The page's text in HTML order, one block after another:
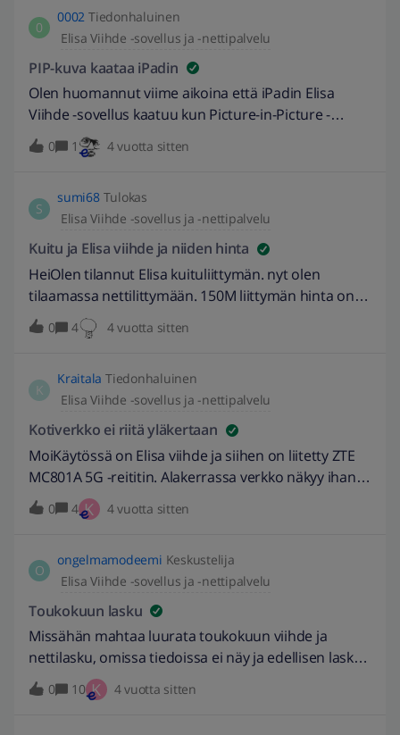
0
0002 Tiedonhaluinen
Elisa Viihde -sovellus ja -nettipalvelu
PIP-kuva kaataa iPadin
Olen huomannut viime aikoina että iPadin Elisa
Viihde -sovellus kaatuu kun Picture-in-Picture -
näkymästä vaihtaa takaisin koko ruutu -näkymään.
Ongelma on toistunut nyt muutaman kerran ja aina
ruutuun. Ruutu välähtää vihreänä ja iPad käynnistyy
uudelleen. Tuollainen kaatuminen on muutoin
todella harvinaista. En muista että neljän vuoden
aktiivisen käytön aikana mikään muu sovellus olisi
kaatunut noin että aiheuttaa iPadin
uudelleenkäynnistymisen. Käytössä iPad Pro (12,9
tuumaa 3. sukupolvi), ohjelmistoversio 15.4.1 ja Elisa
0 1 4 vuotta sitten
S
sumi68 Tulokas
Elisa Viihde -sovellus ja -nettipalvelu
Kuitu ja Elisa viihde ja niiden hinta
HeiOlen tilannut Elisa kuituliittymän. nyt olen
tilaamassa nettilittymään. 150M liittymän hinta on
26,90 36kk. Lisäpalvelut kohdassa tarjotaan Elisa
viihde premium ja sama netti 44,90/kk. Netti M 20e ja
sitten päälle vielä vuoden hintaan 26,90 ja
muuttuuko Elisa viihde premiumin hinta ylöspäin?
Onko 18e /kk normihinta?Meillä on nyt tavallinen
Elisa viihde vaimon nimissä. Mikä on sen hinta
kuituliittymässä ilman nettiliittymää?Jos haluamme
säilyttää nykyiset Elisa viihteessä olevat tallenteet,
tulisi tilaus tehdä varmaankin vaimon nimissä. Saako
reititintä. Tarvitseeko sellaista tilata? Kuituliittymän
mukana tulee kaksi MESH laitetta.
0 4 4 vuotta sitten
K
Kraitala Tiedonhaluinen
Elisa Viihde -sovellus ja -nettipalvelu
Kotiverkko ei riitä yläkertaan
MoiKäytössä on Elisa viihde ja siihen on liitetty ZTE
MC801A 5G -reititin. Alakerrassa verkko näkyy ihan
ok, mutta yläkerrassa verkkoa ei näy. Kyseessä on
ihan normaali rivitaloasunto noin 100m2.Olen
rakentaa tai onko muita vaihtoehtoja joilla verkko
näkyisi myös yläkerrassa?
0 4 K 4 vuotta sitten
O
ongelmamodeemi Keskustelija
Elisa Viihde -sovellus ja -nettipalvelu
Toukokuun lasku
Missähän mahtaa luurata toukokuun viihde ja
nettilasku, omissa tiedoissa ei näy ja edellisen laskun
mukaan eräpäiväkin on 4 päivän päästä?
0 10 K 4 vuotta sitten